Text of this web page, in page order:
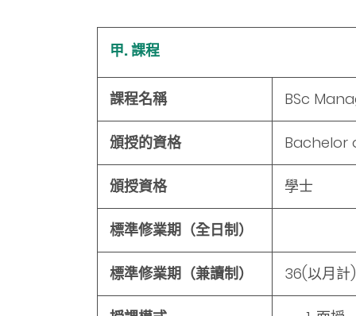
甲. 課程
課程名稱 BSc
頒授的資格 Bachelor
頒授資格 學士
標準修業期（全日制）
標準修業期（兼讀制） 36(以月計)